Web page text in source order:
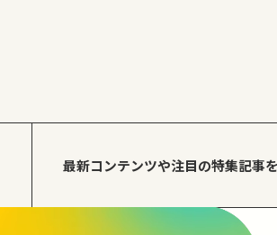
最新コンテンツや注目の特集記事